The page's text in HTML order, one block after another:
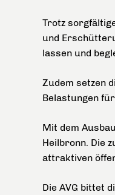
Trotz
und
lassen und
Zudem setzen
Belastungen
Mit dem
Heilbronn. Die
attraktiven
Die AVG bittet